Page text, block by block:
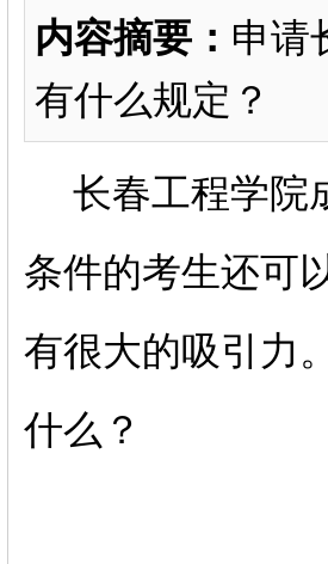
内容摘要： 申请
有什么规定？
长春工程学院
条件的考生还可
有很大的吸引力
什么？